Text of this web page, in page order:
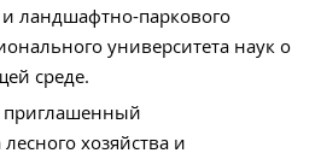
и ландшафтно-паркового
университета наук о
среде.
хозяйства и